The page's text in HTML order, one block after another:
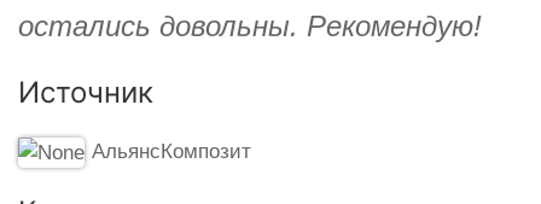
остались довольны. Рекомендую!
Источник
АльянсКомпозит